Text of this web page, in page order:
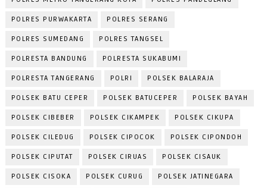
POLRES PURWAKARTA POLRES SERANG
POLRES SUMEDANG POLRES TANGSEL
POLRESTA BANDUNG POLRESTA SUKABUMI
POLRESTA TANGERANG POLRI POLSEK BALARAJA
POLSEK BATU CEPER POLSEK BATUCEPER POLSEK BAYAH
POLSEK CIBEBER POLSEK CIKAMPEK POLSEK CIKUPA
POLSEK CILEDUG POLSEK CIPOCOK POLSEK CIPONDOH
POLSEK CIPUTAT POLSEK CIRUAS POLSEK CISAUK
POLSEK CISOKA POLSEK CURUG POLSEK JATINEGARA